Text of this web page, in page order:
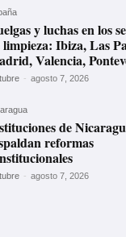
y luchas en los
limpieza: Ibiza, Las
Valencia,
- agosto 7, 2026
de
reformas
- agosto 7, 2026